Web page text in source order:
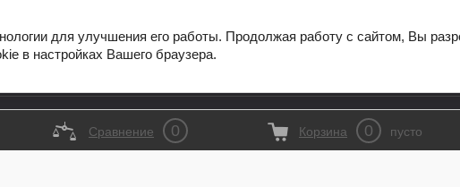
Корзина 0 пусто
Сравнение 0
для улучшения его работы. Продолжая работу с сайтом, Вы
в настройках Вашего браузера.